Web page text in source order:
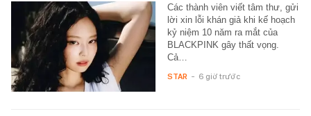
Các thành viên viết tâm thư, gửi
lời xin lỗi khán giả khi kế hoạch
kỷ niệm 10 năm ra mắt của
BLACKPINK gây thất vọng.
Cả…
STAR - 6 giờ trước